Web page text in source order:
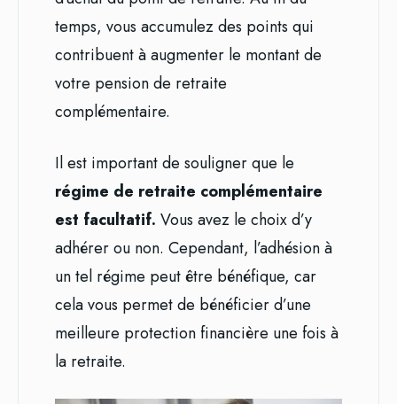
temps, vous accumulez des points qui
contribuent à augmenter le montant de
votre pension de retraite
complémentaire.
Il est important de souligner que le
régime de retraite complémentaire
est facultatif. Vous avez le choix d’y
adhérer ou non. Cependant, l’adhésion à
un tel régime peut être bénéfique, car
cela vous permet de bénéficier d’une
meilleure protection financière une fois à
la retraite.